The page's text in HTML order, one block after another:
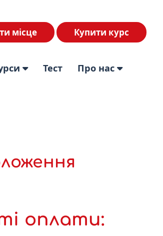
Купити курс
місце
Тест Про нас
оплати: